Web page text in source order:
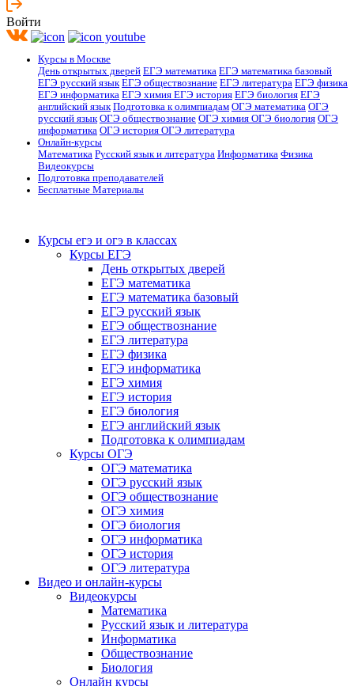
Войти
Курсы в Москве
День открытых дверей ЕГЭ математика ЕГЭ математика базовый
ЕГЭ русский язык ЕГЭ обществознание ЕГЭ литература ЕГЭ физика
ЕГЭ информатика ЕГЭ химия ЕГЭ история ЕГЭ биология ЕГЭ
английский язык Подготовка к олимпиадам ОГЭ математика ОГЭ
русский язык ОГЭ обществознание ОГЭ химия ОГЭ биология ОГЭ
информатика ОГЭ история ОГЭ литература
Онлайн-курсы
Математика Русский язык и литература Информатика Физика
Видеокурсы
Подготовка преподавателей
Бесплатные Материалы
Курсы егэ и огэ в классах
Курсы ЕГЭ
День открытых дверей
ЕГЭ математика
ЕГЭ математика базовый
ЕГЭ русский язык
ЕГЭ обществознание
ЕГЭ литература
ЕГЭ физика
ЕГЭ информатика
ЕГЭ химия
ЕГЭ история
ЕГЭ биология
ЕГЭ английский язык
Подготовка к олимпиадам
Курсы ОГЭ
ОГЭ математика
ОГЭ русский язык
ОГЭ обществознание
ОГЭ химия
ОГЭ биология
ОГЭ информатика
ОГЭ история
ОГЭ литература
Видео и онлайн-курсы
Видеокурсы
Математика
Русский язык и литература
Информатика
Обществознание
Биология
Онлайн курсы